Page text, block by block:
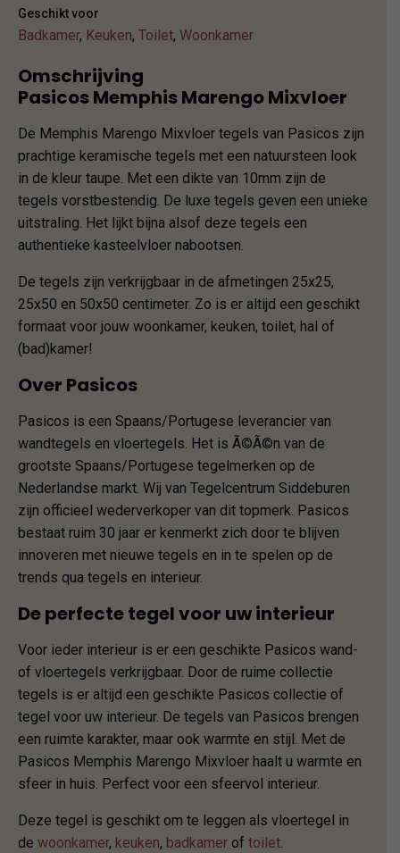
Geschikt voor
Badkamer, Keuken, Toilet, Woonkamer
Omschrijving
Pasicos Memphis Marengo Mixvloer
De Memphis Marengo Mixvloer tegels van Pasicos zijn
prachtige keramische tegels met een natuursteen look
in de kleur taupe. Met een dikte van 10mm zijn de
tegels vorstbestendig. De luxe tegels geven een unieke
uitstraling. Het lijkt bijna alsof deze tegels een
authentieke kasteelvloer nabootsen.
De tegels zijn verkrijgbaar in de afmetingen 25x25,
25x50 en 50x50 centimeter. Zo is er altijd een geschikt
formaat voor jouw woonkamer, keuken, toilet, hal of
(bad)kamer!
Over Pasicos
Pasicos is een Spaans/Portugese leverancier van
wandtegels en vloertegels. Het is Ã©Ã©n van de
grootste Spaans/Portugese tegelmerken op de
Nederlandse markt. Wij van Tegelcentrum Siddeburen
zijn officieel wederverkoper van dit topmerk. Pasicos
bestaat ruim 30 jaar er kenmerkt zich door te blijven
innoveren met nieuwe tegels en in te spelen op de
trends qua tegels en interieur.
De perfecte tegel voor uw interieur
Voor ieder interieur is er een geschikte Pasicos wand-
of vloertegels verkrijgbaar. Door de ruime collectie
tegels is er altijd een geschikte Pasicos collectie of
tegel voor uw interieur. De tegels van Pasicos brengen
een ruimte karakter, maar ook warmte en stijl. Met de
Pasicos Memphis Marengo Mixvloer haalt u warmte en
sfeer in huis. Perfect voor een sfeervol interieur.
Deze tegel is geschikt om te leggen als vloertegel in
de woonkamer, keuken, badkamer of toilet.